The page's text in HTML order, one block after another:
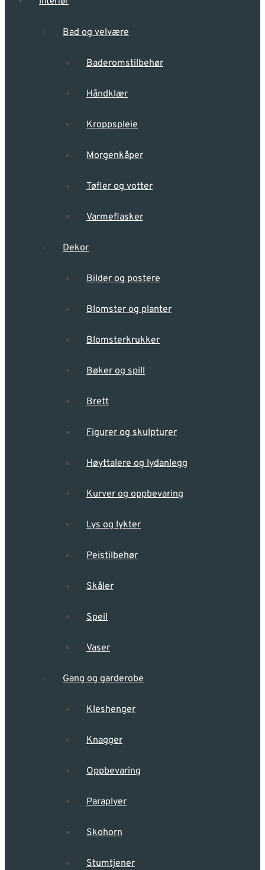
Bad og velvære
Baderomstilbehør
Håndklær
Kroppspleie
Morgenkåper
Tøfler og votter
Varmeflasker
Dekor
Bilder og postere
Blomster og planter
Blomsterkrukker
Bøker og spill
Brett
Figurer og skulpturer
Høyttalere og lydanlegg
Kurver og oppbevaring
Lys og lykter
Peistilbehør
Skåler
Speil
Vaser
Gang og garderobe
Kleshenger
Knagger
Oppbevaring
Paraplyer
Skohorn
Stumtjener